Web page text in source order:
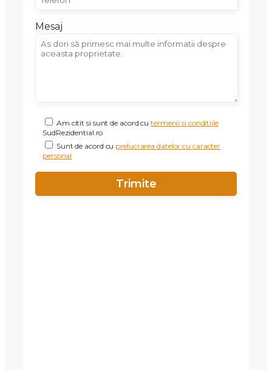
Mesaj
Am citit si sunt de acord cutermenii si conditiile
SudRezidential.ro
Sunt de acord cu prelucrarea datelor cu caracter
personal